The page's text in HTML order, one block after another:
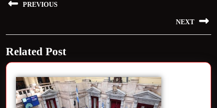
PREVIOUS
NEXT
Related Post